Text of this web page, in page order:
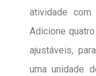
atividade com
Adicione
ajustáveis,
uma unidade